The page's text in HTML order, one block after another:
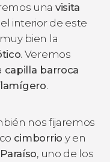
una visita
interior de este
bien la
. Veremos
capilla barroca
.
nos fijaremos
cimborrio y en
, uno de los